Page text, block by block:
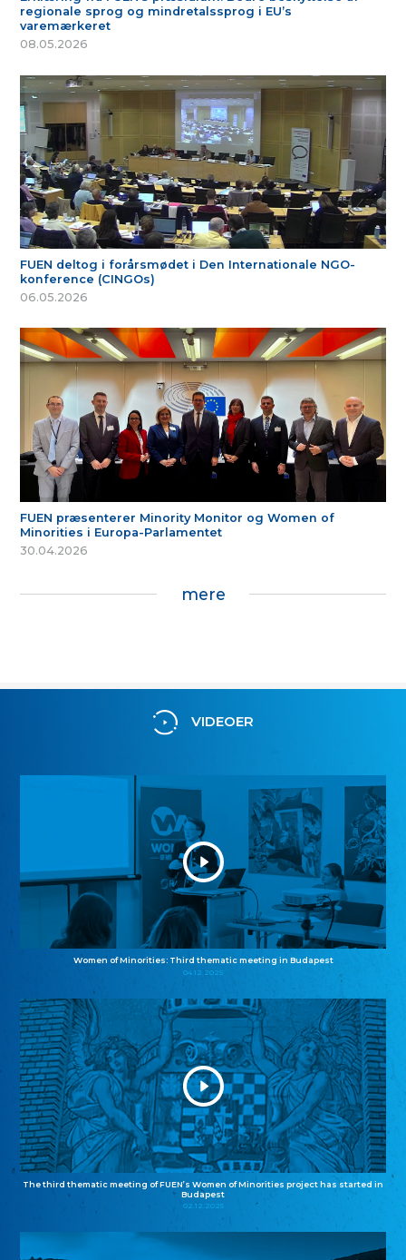
regionale sprog og mindretalssprog i EU’s
varemærkeret
08.05.2026
FUEN deltog i forårsmødet i Den Internationale NGO-
konference (CINGOs)
06.05.2026
FUEN præsenterer Minority Monitor og Women of
Minorities i Europa-Parlamentet
30.04.2026
mere
VIDEOER
Women of Minorities: Third thematic meeting in Budapest
04.12.2025
The third thematic meeting of FUEN’s Women of Minorities project has started in
Budapest
02.12.2025